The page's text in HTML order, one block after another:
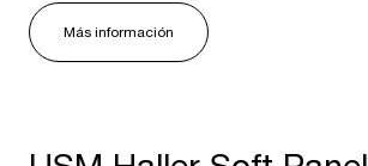
Más información